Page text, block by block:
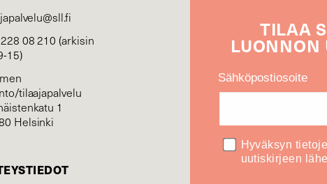
08 210 (arkisin
15)
tilaajapalvelu
1
Helsinki
TILAA
LUONNON
Sähköpostiosoite
Hyväksyn
uutiskirjeen